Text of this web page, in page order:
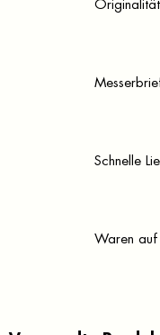
Schnelle
Waren auf